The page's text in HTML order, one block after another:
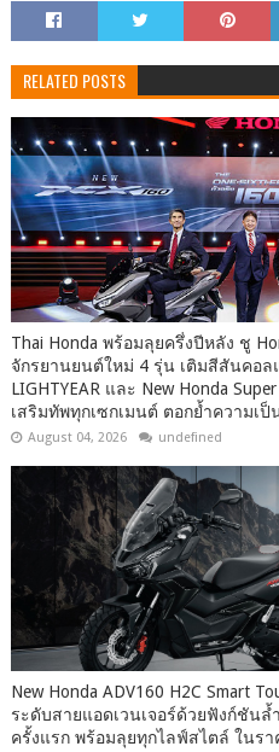
RELATED POSTS
Thai Honda พร้อมลุยครึ่งปีหลัง ชู
จักรยานยนต์ใหม่ 4 รุ่น เติมสีสันคอ
LIGHTYEAR และ New Honda
เสริมทัพทุกเซกเมนต์ ตอกย้ำความเ
August 04, 2026 undefined
New Honda ADV160 H2C Smart
ระดับสายแอดเวนเจอร์ด้วยฟังก์ชันล้
ครั้งแรก พร้อมลุยทุกไลฟ์สไตล์ ในรา